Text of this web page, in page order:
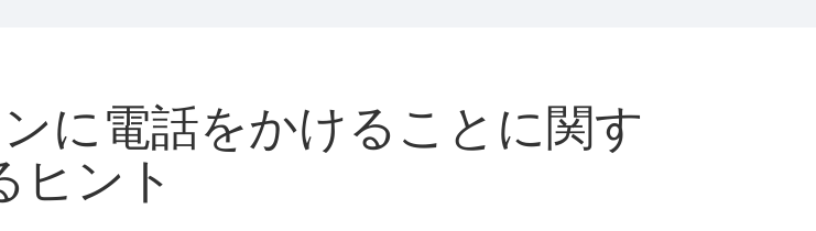
に電話をかけることに関す
ヒント